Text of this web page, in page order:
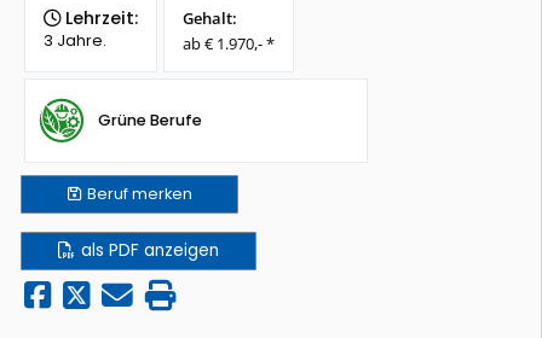
Lehrzeit:
3 Jahre.
Gehalt:
ab € 1.970,- *
Grüne Berufe
Berufmerken
als PDF anzeigen